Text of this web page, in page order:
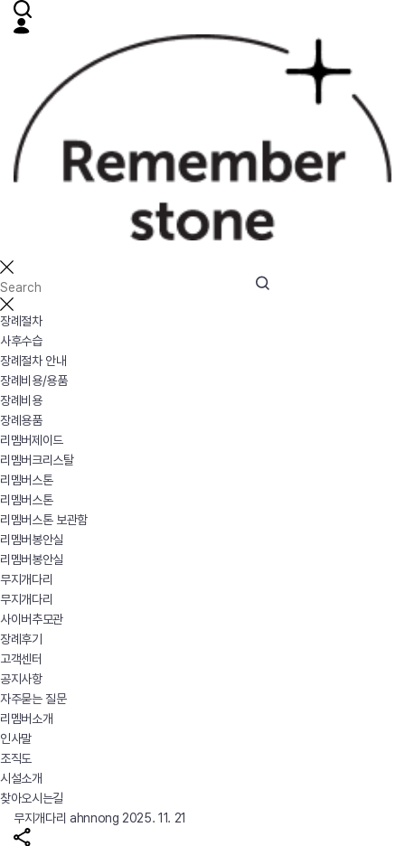
장례절차
사후수습
장례절차 안내
장례비용/용품
장례비용
장례용품
리멤버제이드
리멤버크리스탈
리멤버스톤
리멤버스톤
리멤버스톤 보관함
리멤버봉안실
리멤버봉안실
무지개다리
무지개다리
사이버추모관
장례후기
고객센터
공지사항
자주묻는 질문
리멤버소개
인사말
조직도
시설소개
찾아오시는길
무지개다리 ahnnong 2025. 11. 21